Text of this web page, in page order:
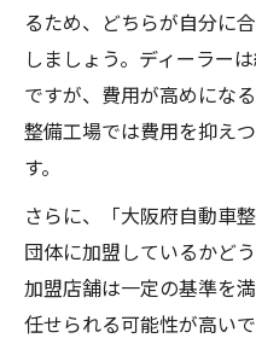
るため、どちらが自分に
しましょう。ディーラー
ですが、費用が高めにな
整備工場では費用を抑え
す。
さらに、「大阪府自動車
団体に加盟しているかど
加盟店舗は一定の基準を
任せられる可能性が高いで